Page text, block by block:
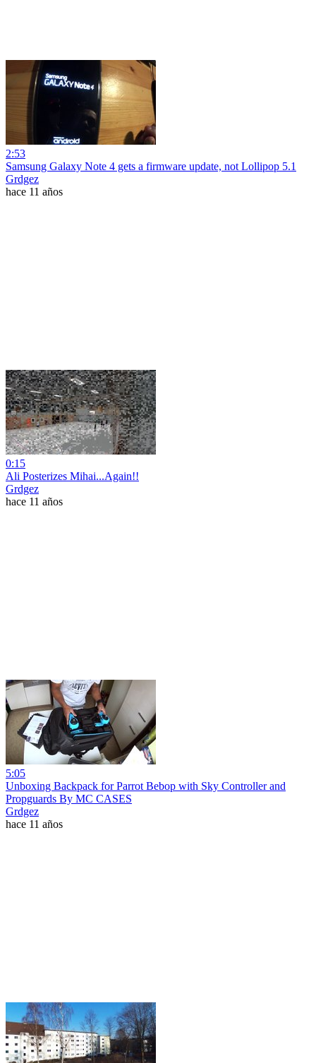
2:53
Samsung Galaxy Note 4 gets a firmware update, not Lollipop 5.1
Grdgez
hace 11 años
0:15
Ali Posterizes Mihai...Again!!
Grdgez
hace 11 años
5:05
Unboxing Backpack for Parrot Bebop with Sky Controller and
Propguards By MC CASES
Grdgez
hace 11 años